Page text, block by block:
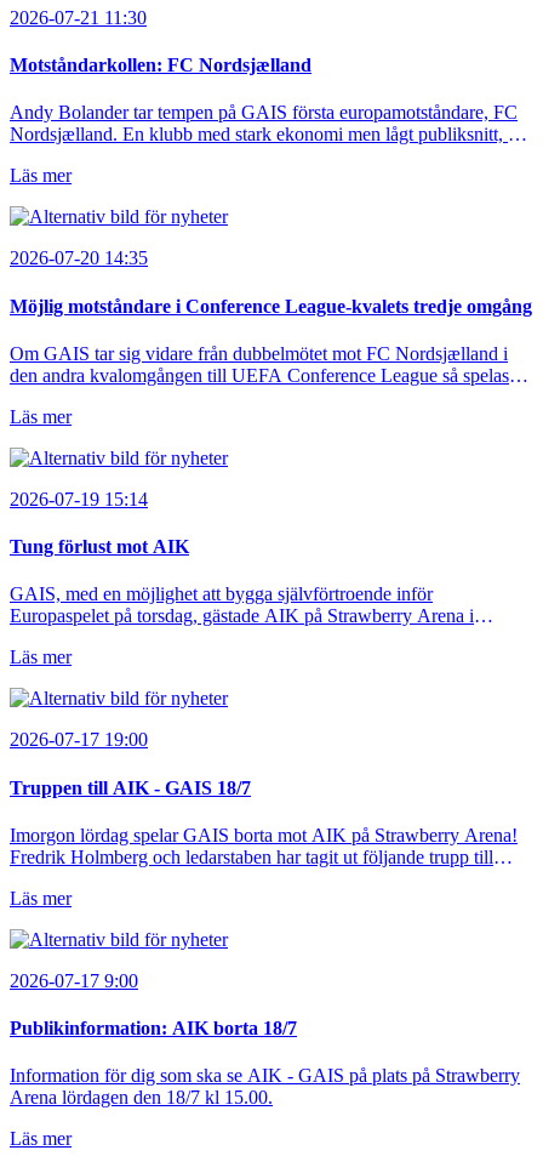
2026-07-21 11:30
Motståndarkollen: FC Nordsjælland
Andy Bolander tar tempen på GAIS första europamotståndare, FC
Nordsjælland. En klubb med stark ekonomi men lågt publiksnitt, ett
Läs mer
2026-07-20 14:35
Möjlig motståndare i Conference League-kvalets tredje omgång
Om GAIS tar sig vidare från dubbelmötet mot FC Nordsjælland i
den andra kvalomgången till UEFA Conference League så spelas
mötet mellan isländska Valur och HŠK Zrinjski Mostar från Bosnien
Läs mer
2026-07-19 15:14
Tung förlust mot AIK
GAIS, med en möjlighet att bygga självförtroende inför
Europaspelet på torsdag, gästade AIK på Strawberry Arena i
var det AIK, i andra halvlek, som höjde tempot och lyckades få in 2-
Läs mer
2026-07-17 19:00
Truppen till AIK - GAIS 18/7
Imorgon lördag spelar GAIS borta mot AIK på Strawberry Arena!
Fredrik Holmberg och ledarstaben har tagit ut följande trupp till
Läs mer
2026-07-17 9:00
Publikinformation: AIK borta 18/7
Information för dig som ska se AIK - GAIS på plats på Strawberry
Arena lördagen den 18/7 kl 15.00.
Läs mer